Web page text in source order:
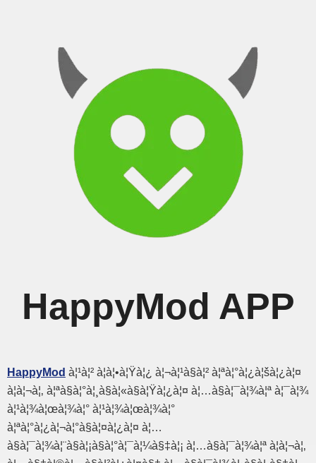
HappyMod APP
HappyMod à¦¹à¦² à¦à¦•à¦Ÿà¦¿ à¦¬à¦¹à§à¦² à¦ªà¦°à¦¿à¦šà¦¿à¦¤
à¦à¦¬à¦‚ à¦ªà§à¦°à¦¸à§à¦«à§à¦Ÿà¦¿à¦¤ à¦…à§à¦¯à¦¾à¦ª à¦¯à¦¾
à¦¹à¦¾à¦œà¦¾à¦° à¦¹à¦¾à¦œà¦¾à¦°
à¦ªà¦°à¦¿à¦¬à¦°à§à¦¤à¦¿à¦¤ à¦…
à§à¦¯à¦¾à¦¨à§à¦¡à§à¦°à¦¯à¦¼à§‡à¦¡ à¦…à§à¦¯à¦¾à¦ª à¦à¦¬à¦‚